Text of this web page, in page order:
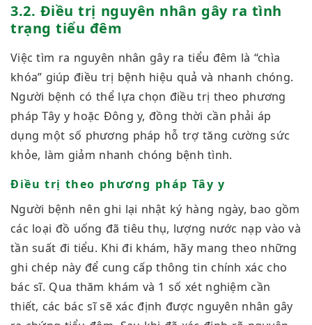
3.2. Điều trị nguyên nhân gây ra tình
trạng tiểu đêm
Việc tìm ra nguyên nhân gây ra tiểu đêm là “chìa
khóa” giúp điều trị bệnh hiệu quả và nhanh chóng.
Người bệnh có thể lựa chọn điều trị theo phương
pháp Tây y hoặc Đông y, đồng thời cần phải áp
dụng một số phương pháp hỗ trợ tăng cường sức
khỏe, làm giảm nhanh chóng bệnh tình.
Điều trị theo phương pháp Tây y
Người bệnh nên ghi lại nhật ký hàng ngày, bao gồm
các loại đồ uống đã tiêu thụ, lượng nước nạp vào và
tần suất đi tiểu. Khi đi khám, hãy mang theo những
ghi chép này để cung cấp thông tin chính xác cho
bác sĩ. Qua thăm khám và 1 số xét nghiệm cần
thiết, các bác sĩ sẽ xác định được nguyên nhân gây